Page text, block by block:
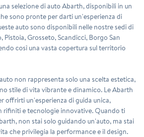
selezione di autoAbarth, disponibili in un
sono pronte per darti un'esperienza di
auto sono disponibili nelle nostre sedi di
, Pistoia,Grosseto,Scandicci, Borgo San
così una vasta copertura sul territorio
non rappresenta solo una scelta estetica,
stile di vita vibrante e dinamico. Le Abarth
offrirti un'esperienza di guida unica,
rifiniti e tecnologie innovative. Quando ti
non stai solo guidando un'auto, ma stai
che privilegia la performance e il design.